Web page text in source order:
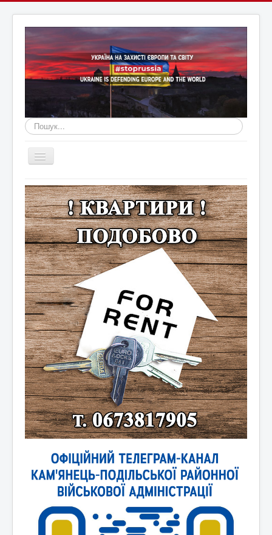
Пошук...
Перемикач
навігації
Головна
Війна Росії з Україною
Оголошення
Новини Кам'янця та регіону
Новини Хмельниччини
Новини України
Новини світу
Контакти та зв'язок
Афіша
Відеоматеріали